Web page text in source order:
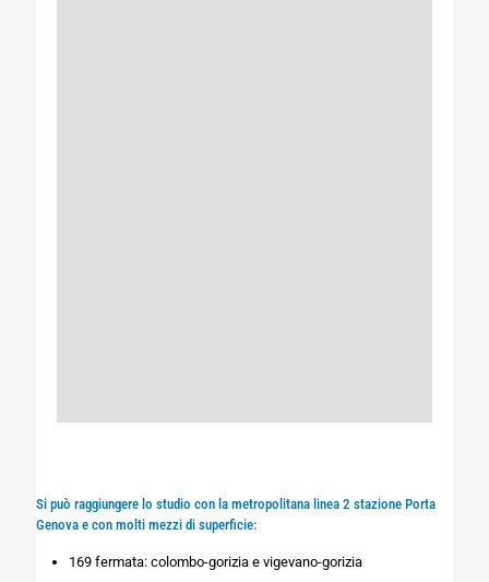
Si può raggiungere lo studio con la metropolitana linea 2 stazione Porta
Genova e con molti mezzi di superficie:
169 fermata: colombo-gorizia e vigevano-gorizia